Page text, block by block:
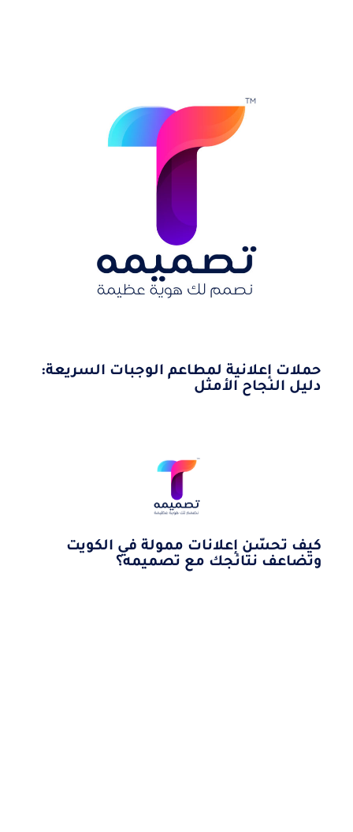
حملات إعلانية لمطاعم الوجبات السريعة:
دليل النجاح الأمثل
كيف تحسّن إعلانات ممولة في الكويت
وتضاعف نتائجك مع تصميمه؟